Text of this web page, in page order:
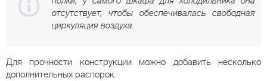
отсутствует, чтобы обеспечивалась свободная
циркуляция воздуха.
Для прочности конструкции можно добавить несколько
дополнительных распорок.